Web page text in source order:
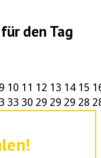
den Tag
10 11 12 13 14 15
33 30 29 29 29 28